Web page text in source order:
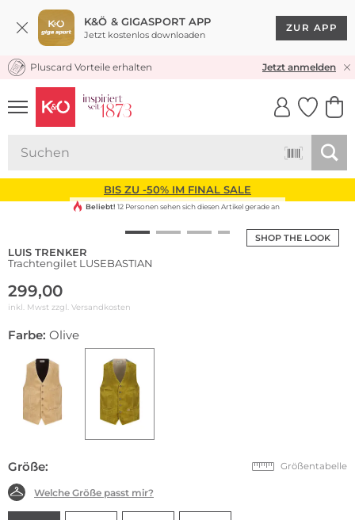
K&Ö & GIGASPORT APP
Jetzt kostenlos downloaden
ZUR APP
KOSTENLOSER VERSAND* & RÜCKVERSAND
Pluscard Vorteile erhalten Jetzt anmelden
UNSERE APP
CLICK &
BIS ZU -50% IM FINAL SALE
SHOP THE LOOK
Beliebt! 12 Personen sehen sich diesen Artikel gerade an
LUIS TRENKER
Trachtengilet LUSEBASTIAN
299,00
inkl. Mwst zzgl. Versandkosten
Farbe: Olive
Größe: Größentabelle
Welche Größe passt mir?